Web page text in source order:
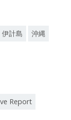
伊計島 沖縄
Report